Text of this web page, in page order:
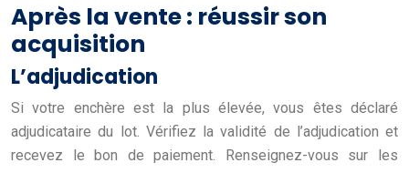
Après la vente : réussir son
acquisition
L’adjudication
Si votre enchère est la plus élevée, vous êtes déclaré
adjudicataire du lot. Vérifiez la validité de l’adjudication et
recevez le bon de paiement. Renseignez-vous sur les